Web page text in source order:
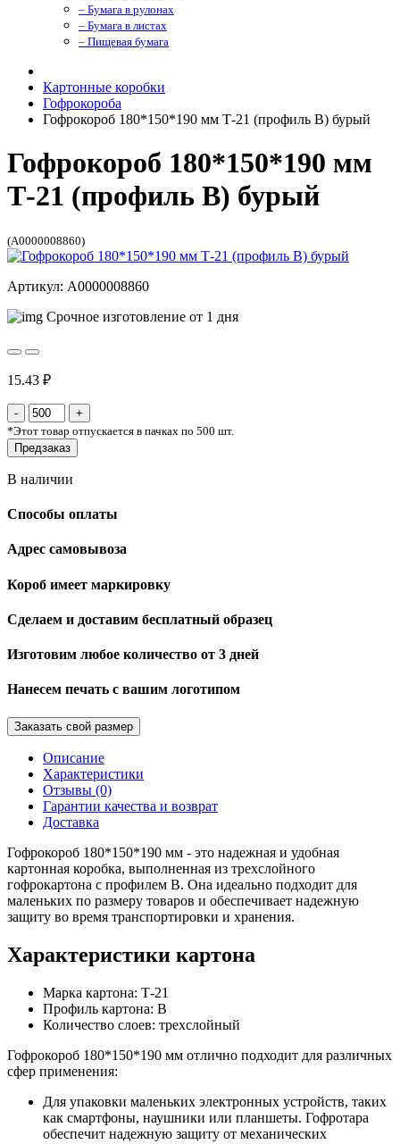
– Бумага в рулонах
– Бумага в листах
– Пищевая бумага
Картонные коробки
Гофрокороба
Гофрокороб 180*150*190 мм Т-21 (профиль B) бурый
Гофрокороб 180*150*190 мм
Т-21 (профиль B) бурый
(A0000008860)
Артикул: A0000008860
Срочное изготовление от 1 дня
15.43 ₽
*Этот товар отпускается в пачках по 500 шт.
Предзаказ
В наличии
Способы оплаты
Адрес самовывоза
Короб имеет маркировку
Сделаем и доставим бесплатный образец
Изготовим любое количество от 3 дней
Нанесем печать с вашим логотипом
Заказать свой размер
Описание
Характеристики
Отзывы (0)
Гарантии качества и возврат
Доставка
Гофрокороб 180*150*190 мм - это надежная и удобная
картонная коробка, выполненная из трехслойного
гофрокартона с профилем В. Она идеально подходит для
маленьких по размеру товаров и обеспечивает надежную
защиту во время транспортировки и хранения.
Характеристики картона
Марка картона: Т-21
Профиль картона: В
Количество слоев: трехслойный
Гофрокороб 180*150*190 мм отлично подходит для различных
сфер применения:
Для упаковки маленьких электронных устройств, таких
как смартфоны, наушники или планшеты. Гофротара
обеспечит надежную защиту от механических